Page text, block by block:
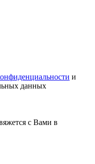
и
данных
с Вами в